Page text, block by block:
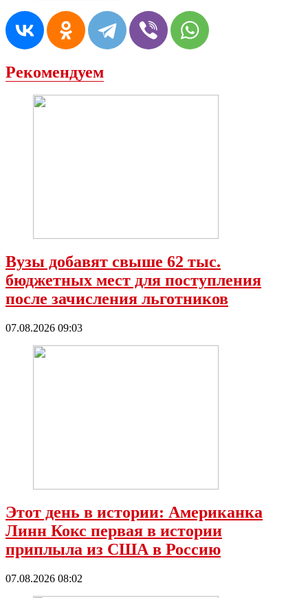
Рекомендуем
Вузы добавят свыше 62 тыс.
бюджетных мест для поступления
после зачисления льготников
07.08.2026 09:03
Этот день в истории: Американка
Линн Кокс первая в истории
приплыла из США в Россию
07.08.2026 08:02